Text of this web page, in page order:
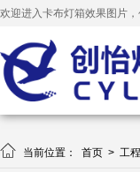
欢迎进入卡布灯箱效果图片
 当前位置： 首页 > 工